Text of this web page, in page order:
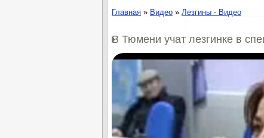
Главная » Видео » Лезгины - Видео
В Тюмени учат лезгинке в